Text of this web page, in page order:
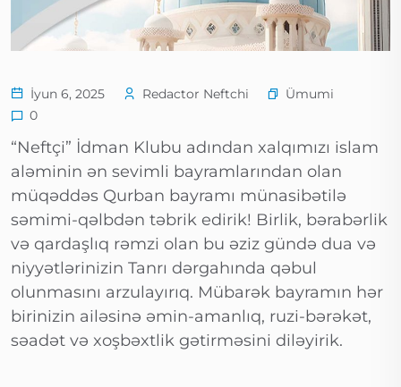
İyun 6, 2025 Redactor Neftchi
Ümumi
0
“Neftçi” İdman Klubu adından xalqımızı islam
aləminin ən sevimli bayramlarından olan
müqəddəs Qurban bayramı münasibətilə
səmimi-qəlbdən təbrik edirik! Birlik, bərabərlik
və qardaşlıq rəmzi olan bu əziz gündə dua və
niyyətlərinizin Tanrı dərgahında qəbul
olunmasını arzulayırıq. Mübarək bayramın hər
birinizin ailəsinə əmin-amanlıq, ruzi-bərəkət,
səadət və xoşbəxtlik gətirməsini diləyirik.